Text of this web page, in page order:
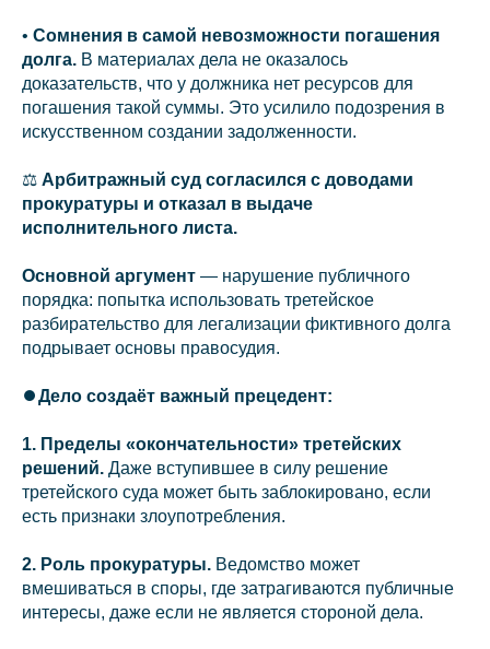
• Сомнения в самой невозможности погашения
долга. В материалах дела не оказалось
доказательств, что у должника нет ресурсов для
погашения такой суммы. Это усилило подозрения в
искусственном создании задолженности.
⚖️ Арбитражный суд согласился с доводами
прокуратуры и отказал в выдаче
исполнительного листа.
Основной аргумент — нарушение публичного
порядка: попытка использовать третейское
разбирательство для легализации фиктивного долга
подрывает основы правосудия.
⏺️Дело создаёт важный прецедент:
1. Пределы «окончательности» третейских
решений. Даже вступившее в силу решение
третейского суда может быть заблокировано, если
есть признаки злоупотребления.
2. Роль прокуратуры. Ведомство может
вмешиваться в споры, где затрагиваются публичные
интересы, даже если не является стороной дела.